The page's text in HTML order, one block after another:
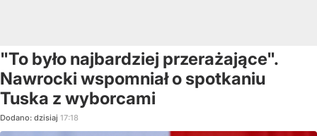
"To było najbardziej przerażające".
Nawrocki wspomniał o spotkaniu
Tuska z wyborcami
Dodano: dzisiaj 17:18